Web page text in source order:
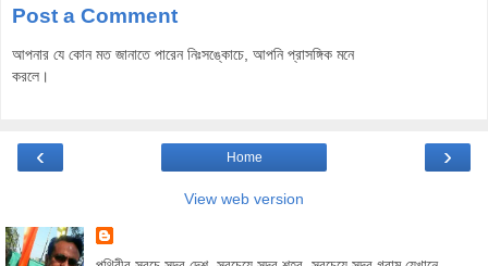
Post a Comment
আপনার যে কোন মত জানাতে পারেন নিঃসঙ্কোচে, আপনি প্রাসঙ্গিক মনে
করলে।
‹ ›
Home
View web version